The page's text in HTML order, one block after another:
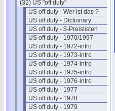
(32) US "off duty"
US off duty - Wer ist das ?
US off duty - Dictionary
US off duty - $-Preislisten
US off duty - 1970/1997
US off duty - 1972-intro
US off duty - 1973-intro
US off duty - 1974-intro
US off duty - 1975-intro
US off duty - 1976-intro
US off duty - 1977
US off duty - 1978
US off duty - 1979